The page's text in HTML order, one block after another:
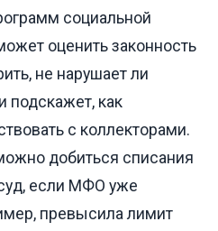
социальной
оценить законность
не нарушает ли
подскажет, как
с коллекторами.
добиться списания
если МФО уже
превысила лимит